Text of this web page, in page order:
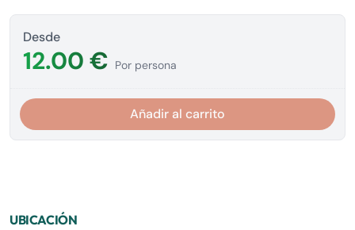
Desde
12.00 € Por persona
Añadir al carrito
UBICACIÓN